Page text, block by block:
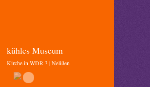
kühles Museum
Kirche in WDR 3 | Nelißen